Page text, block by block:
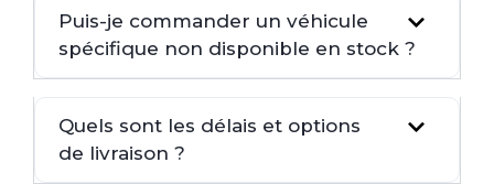
Puis-je commander un véhicule
spécifique non disponible en stock ?
Quels sont les délais et options
de livraison ?